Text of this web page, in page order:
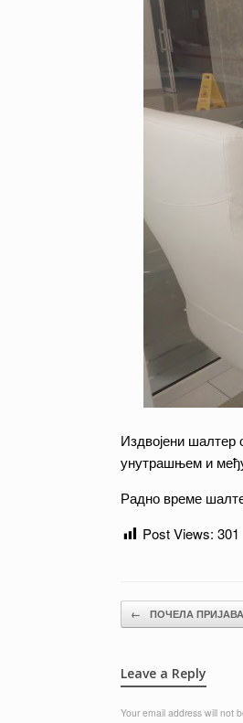
Издвојени шалтер
унутрашњем и
Радно време
Post Views: 301
Post navigation
← ПОЧЕЛА
Leave a Reply
Your email address will not